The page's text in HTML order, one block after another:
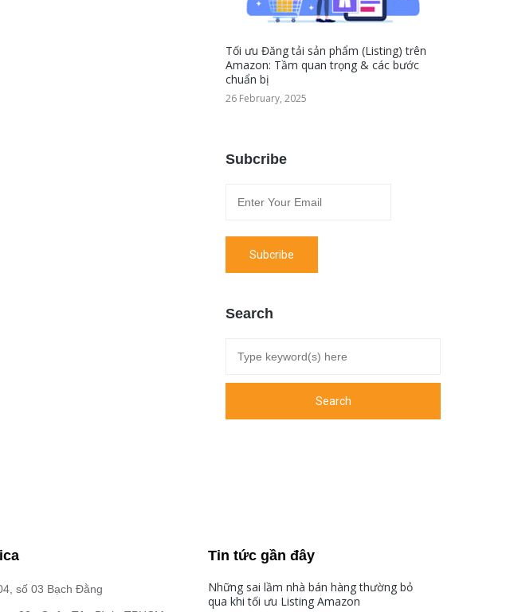
Tối ưu Đăng tải sản phẩm (Listing) trên
Amazon: Tầm quan trọng & các bước
chuẩn bị
26 February, 2025
Subcribe
Search
số 03 Bạch Đằng
Tin tức gần đây
Những sai lầm nhà bán hàng thường bỏ
qua khi tối ưu Listing Amazon